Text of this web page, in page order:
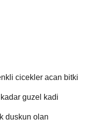
cicekler acan bitki
guzel kadi
duskun olan